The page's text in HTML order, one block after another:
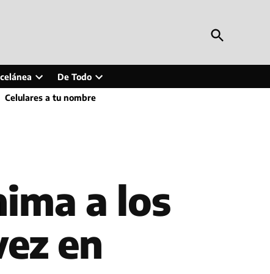
Open
Search
Open
dropdown
De Todo
Open
Celulares a tu nombre
a los
en